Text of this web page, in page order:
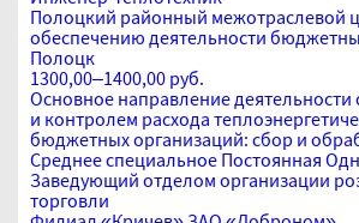
Полоцкий районный межотраслевой
обеспечению деятельности
Полоцк
1300,00–1400,00 руб.
Основное направление деятельности
и контролем расхода
бюджетных организаций: сбор и
Среднее специальное Постоянная
Заведующий отделом организации
торговли